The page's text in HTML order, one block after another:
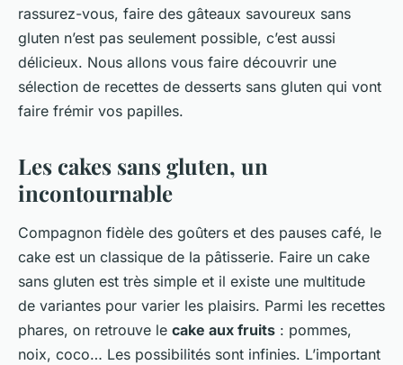
rassurez-vous, faire des gâteaux savoureux sans
gluten n’est pas seulement possible, c’est aussi
délicieux. Nous allons vous faire découvrir une
sélection de recettes de desserts sans gluten qui vont
faire frémir vos papilles.
Les cakes sans gluten, un
incontournable
Compagnon fidèle des goûters et des pauses café, le
cake est un classique de la pâtisserie. Faire un cake
sans gluten est très simple et il existe une multitude
de variantes pour varier les plaisirs. Parmi les recettes
phares, on retrouve le cake aux fruits : pommes,
noix, coco… Les possibilités sont infinies. L’important